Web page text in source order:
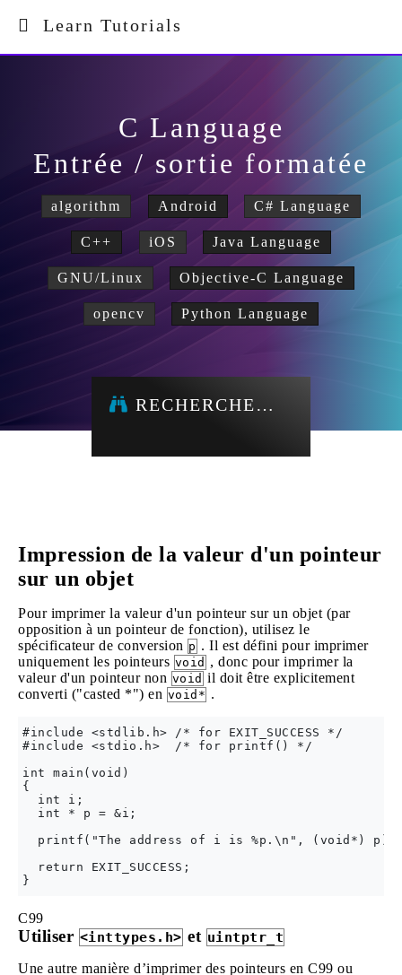
Learn Tutorials
C Language
Entrée / sortie formatée
algorithm Android C# Language
C++ iOS Java Language
GNU/Linux Objective-C Language
opencv Python Language
RECHERCHE…
Impression de la valeur d'un pointeur
sur un objet
Pour imprimer la valeur d'un pointeur sur un objet (par
opposition à un pointeur de fonction), utilisez le
spécificateur de conversion p . Il est défini pour imprimer
uniquement les pointeurs void , donc pour imprimer la
valeur d'un pointeur non void il doit être explicitement
converti ("casted *") en void* .
#include <stdlib.h> /* for EXIT_SUCCESS */
#include <stdio.h>  /* for printf() */
int main(void)
{
  int i;
  int * p = &i;
  printf("The address of i is %p.\n", (void*) p);
  return EXIT_SUCCESS;
C99
Utiliser <inttypes.h> et uintptr_t
Une autre manière d’imprimer des pointeurs en C99 ou